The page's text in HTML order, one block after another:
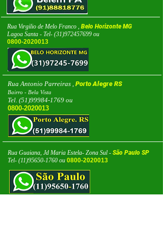
Rua Virgilio de Melo Franco , Belo Horizonte MG
Lagoa Santa - Tel- (31)972457699 ou
0800-2020013
Rua Antonio Parreiras , Porto Alegre RS
Bairro - Bela Vista
Tel. (51)99984-1769 ou
0800-2020013
Rua Guaiana, Jd Maria Estela- Zona Sul - São Paulo SP
Tel- (11)95650-1760 ou 0800-2020013